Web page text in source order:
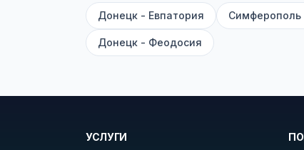
Удачных поездок! С
Донецк - Евпатория
Донецк - Феодосия
УСЛУГИ